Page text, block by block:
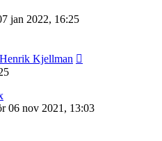
jan 2022, 16:25
Henrik Kjellman
06 nov 2021, 13:03